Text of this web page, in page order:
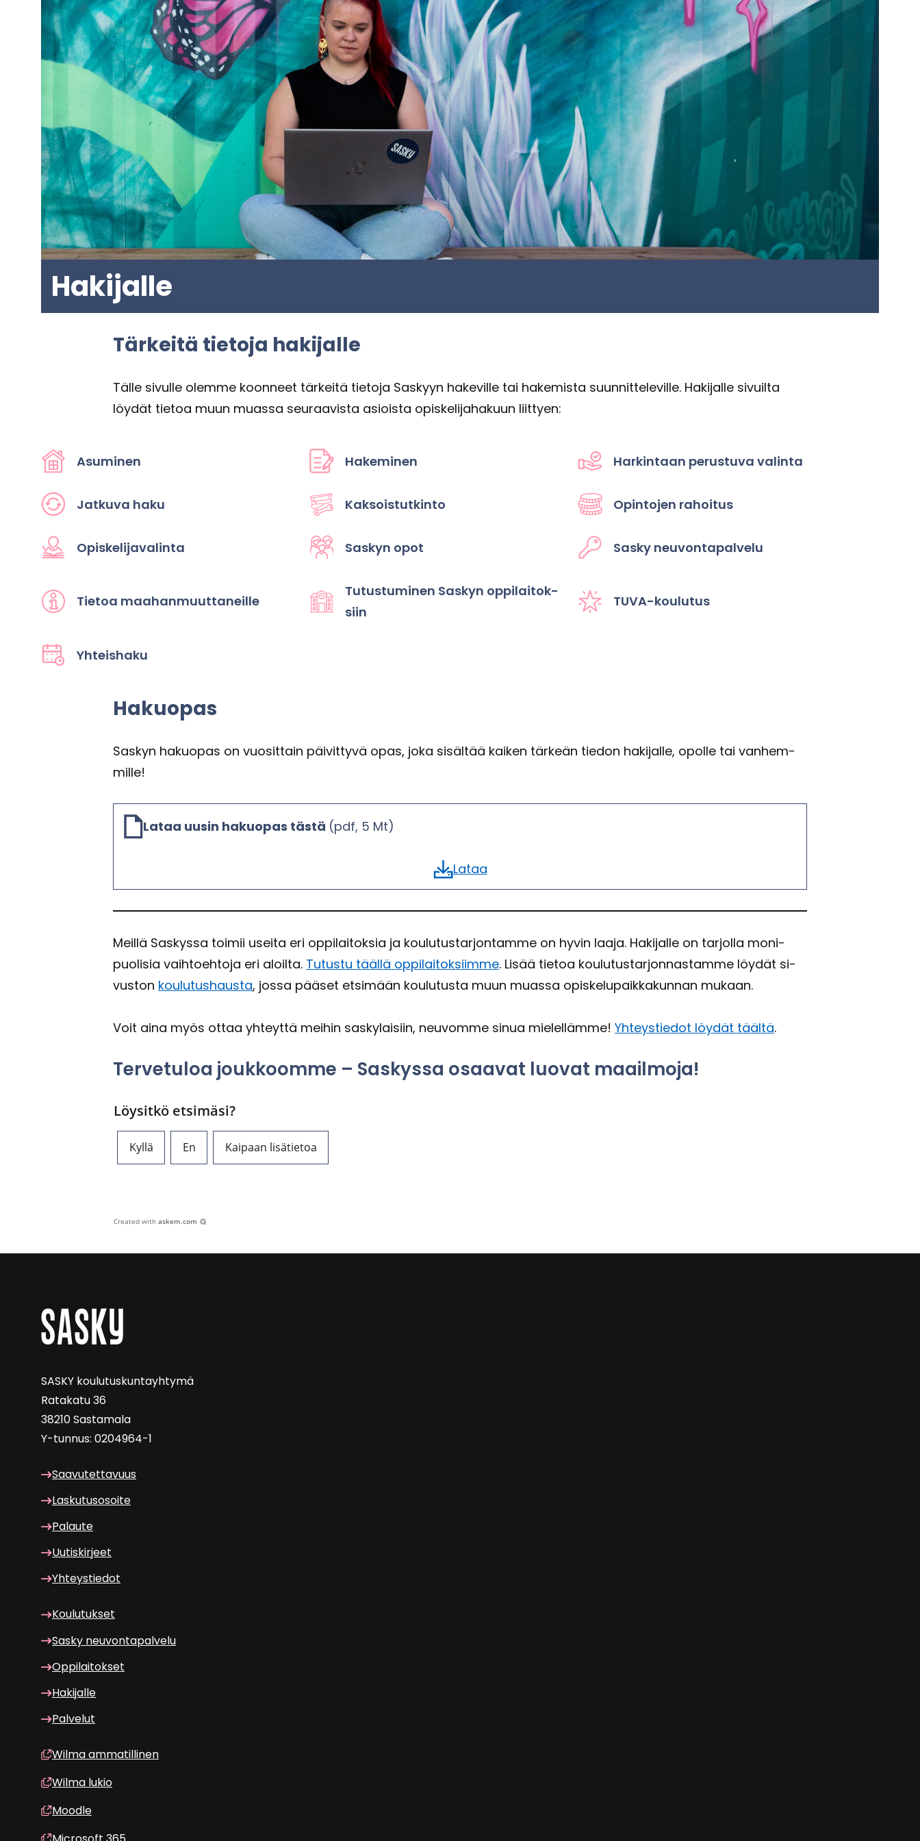
Ha­ki­jal­le
Tär­kei­tä tie­to­ja ha­ki­jal­le
Tälle si­vul­le olem­me koon­neet tär­kei­tä tie­to­ja Sas­kyyn ha­ke­vil­le tai ha­ke­mis­ta suun­nit­te­le­vil­le. Ha­ki­jal­le si­vuil­ta
löy­dät tie­toa muun muas­sa seu­raa­vis­ta asiois­ta opis­ke­li­ja­ha­kuun liit­tyen:
Asu­mi­nen Ha­ke­mi­nen Har­kin­taan pe­rus­tu­va va­lin­ta
Jat­ku­va haku Kak­sois­tut­kin­to Opin­to­jen ra­hoi­tus
Opis­ke­li­ja­va­lin­ta Sas­kyn opot Sasky neu­von­ta­pal­ve­lu
Tie­toa maa­han­muut­ta­neil­le
Tu­tus­tu­mi­nen Sas­kyn op­pi­lai­tok­
siin
TUVA-​koulutus
Yh­teis­ha­ku
Ha­kuo­pas
Sas­kyn ha­kuo­pas on vuo­sit­tain päi­vit­ty­vä opas, joka si­säl­tää kai­ken tär­keän tie­don ha­ki­jal­le, opol­le tai van­hem­
mil­le!
Lataa uusin ha­kuo­pas tästä (pdf, 5 Mt)
Lataa
Meil­lä Sas­kys­sa toi­mii usei­ta eri op­pi­lai­tok­sia ja kou­lu­tus­tar­jon­tam­me on hyvin laaja. Ha­ki­jal­le on tar­jol­la mo­ni­
puo­li­sia vaih­toeh­to­ja eri aloil­ta. Tu­tus­tu tääl­lä op­pi­lai­tok­siim­me. Lisää tie­toa kou­lu­tus­tar­jon­nas­tam­me löy­dät si­
vus­ton kou­lu­tus­haus­ta, jossa pää­set et­si­mään kou­lu­tus­ta muun muas­sa opis­ke­lu­paik­ka­kun­nan mu­kaan.
Voit aina myös ottaa yh­teyt­tä mei­hin sas­ky­lai­siin, neu­vom­me sinua mie­lel­läm­me! Yh­teys­tie­dot löy­dät tääl­tä.
Ter­ve­tu­loa jouk­koom­me – Sas­kys­sa osaa­vat luo­vat maa­il­mo­ja!
Löysitkö etsimäsi?
Kyllä En Kaipaan lisätietoa
Created with askem.com
SASKY kou­lu­tus­kun­tayh­ty­mä
Ra­ta­ka­tu 36
38210 Sas­ta­ma­la
Y-​tunnus: 0204964-1
Saa­vu­tet­ta­vuus
Las­ku­tuso­soi­te
Pa­lau­te
Uu­tis­kir­jeet
Yh­teys­tie­dot
Kou­lu­tuk­set
Sasky neu­von­ta­pal­ve­lu
Op­pi­lai­tok­set
Ha­ki­jal­le
Pal­ve­lut
Wilma am­ma­til­li­nen
Wilma lukio
Mood­le